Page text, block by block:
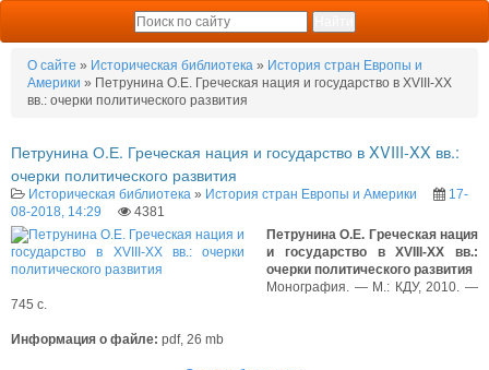
О сайте » Историческая библиотека » История стран Европы и
Америки » Петрунина О.Е. Греческая нация и государство в XVIII-XX
вв.: очерки политического развития
Петрунина О.Е. Греческая нация и государство в XVIII-XX вв.:
очерки политического развития
Историческая библиотека » История стран Европы и Америки
17-
08-2018, 14:29
4381
Петрунина О.Е. Греческая нация
и государство в XVIII-XX вв.:
очерки политического развития
Монография. — М.: КДУ, 2010. —
745 с.
Информация о файле: pdf, 26 mb